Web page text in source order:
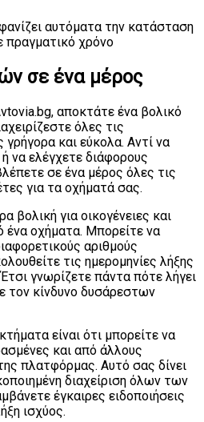
αυτόματα την κατάσταση
χρόνο
σε ένα μέρος
αποκτάτε ένα βολικό
όλες τις
γρήγορα και εύκολα. Αντί να
να ελέγχετε διάφορους
σε ένα μέρος όλες τις
για τα οχήματά σας.
βολική για οικογένειες και
ένα οχήματα. Μπορείτε να
αριθμούς
τις ημερομηνίες λήξης
γνωρίζετε πάντα πότε λήγει
τον κίνδυνο δυσάρεστων
είναι ότι μπορείτε να
και από άλλους
πλατφόρμας. Αυτό σας δίνει
διαχείριση όλων των
έγκαιρες ειδοποιήσεις
ισχύος.